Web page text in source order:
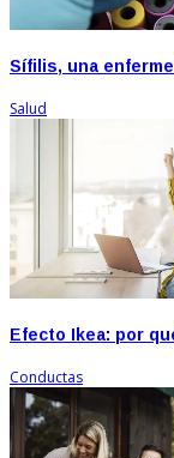
Sífilis, una
Salud
Efecto Ikea: por
Conductas